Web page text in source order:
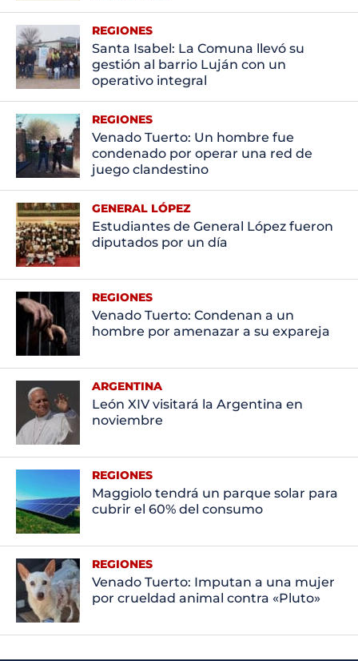
REGIONES
Santa Isabel: La Comuna llevó su
gestión al barrio Luján con un
operativo integral
REGIONES
Venado Tuerto: Un hombre fue
condenado por operar una red de
juego clandestino
GENERAL LÓPEZ
Estudiantes de General López fueron
diputados por un día
REGIONES
Venado Tuerto: Condenan a un
hombre por amenazar a su expareja
ARGENTINA
León XIV visitará la Argentina en
noviembre
REGIONES
Maggiolo tendrá un parque solar para
cubrir el 60% del consumo
REGIONES
Venado Tuerto: Imputan a una mujer
por crueldad animal contra «Pluto»